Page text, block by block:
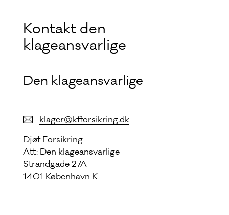
Kontakt den
klageansvarlige
Den klageansvarlige
klager@kfforsikring.dk
Djøf Forsikring
Att: Den klageansvarlige
Strandgade 27A
1401 København K